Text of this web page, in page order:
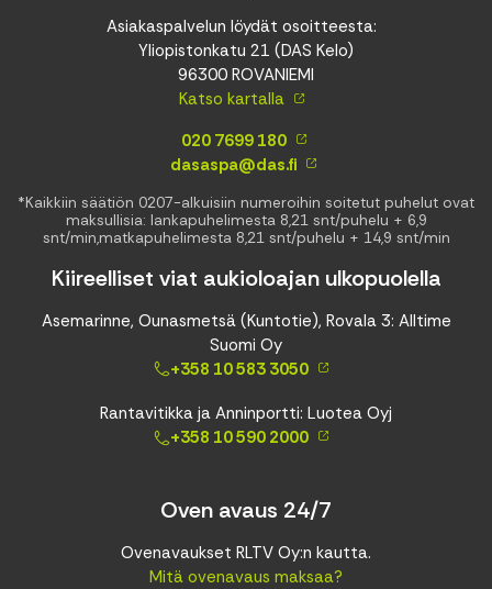
Asiakaspalvelun löydät osoitteesta:
Yliopistonkatu 21 (DAS Kelo)
96300 ROVANIEMI
Katso kartalla
020 7699 180
dasaspa@das.fi
*Kaikkiin säätiön 0207-alkuisiin numeroihin soitetut puhelut ovat
maksullisia: lankapuhelimesta 8,21 snt/puhelu + 6,9
snt/min,matkapuhelimesta 8,21 snt/puhelu + 14,9 snt/min
Kiireelliset viat aukioloajan ulkopuolella
Asemarinne, Ounasmetsä (Kuntotie), Rovala 3: Alltime
Suomi Oy
+358 10 583 3050
Rantavitikka ja Anninportti: Luotea Oyj
+358 10 590 2000
Oven avaus 24/7
Ovenavaukset RLTV Oy:n kautta.
Mitä ovenavaus maksaa?